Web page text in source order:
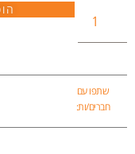
שתפו עם
חברים/ות: